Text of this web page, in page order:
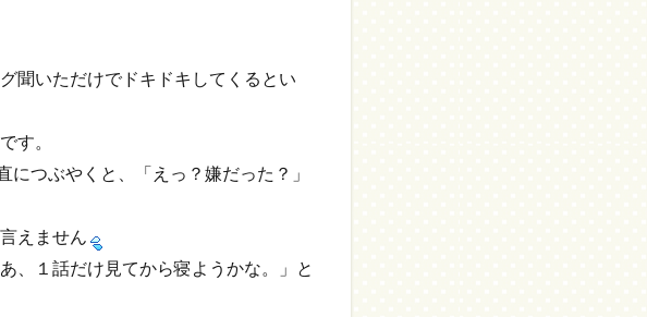
聞いただけでドキドキしてくるとい
す。
つぶやくと、「えっ？嫌だった？」
えません
、１話だけ見てから寝ようかな。」と